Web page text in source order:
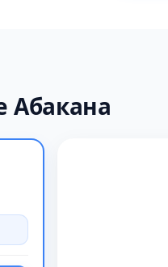
Абакана